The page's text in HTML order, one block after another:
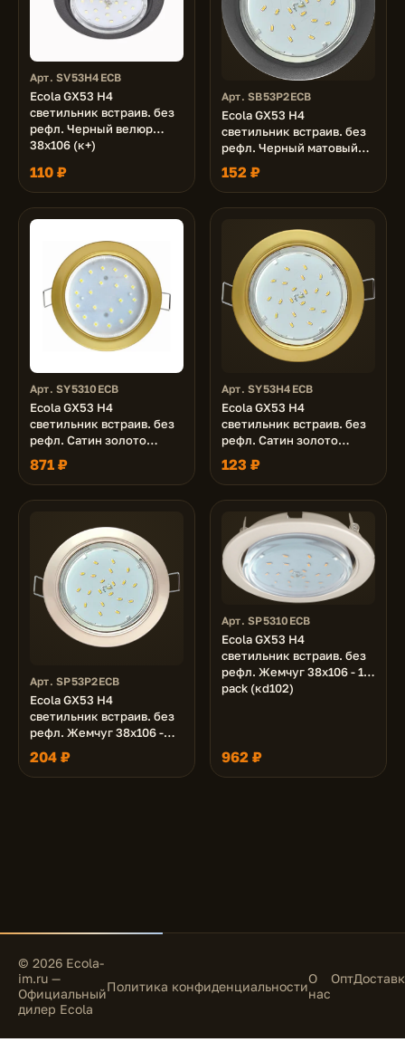
Арт. SV53H4ECB
Ecola GX53 H4
светильник встраив. без
рефл. Черный велюр
38x106 (к+)
110 ₽
Арт. SB53P2ECB
Ecola GX53 H4
светильник встраив. без
рефл. Черный матовый
38x106 - 2pack (кd102)
152 ₽
Арт. SY5310ECB
Ecola GX53 H4
светильник встраив. без
рефл. Сатин золото
38x106 - 10 pack (кd102)
871 ₽
Арт. SY53H4ECB
Ecola GX53 H4
светильник встраив. без
рефл. Сатин золото
38x106 (к+)
123 ₽
Арт. SP53P2ECB
Ecola GX53 H4
светильник встраив. без
рефл. Жемчуг 38x106 -
2pack (кd102)
204 ₽
Арт. SP5310ECB
Ecola GX53 H4
светильник встраив. без
рефл. Жемчуг 38x106 - 10
pack (кd102)
962 ₽
© 2026 Ecola-
im.ru —
Официальный
дилер Ecola
Политика конфиденциальностиО
нас
Опт